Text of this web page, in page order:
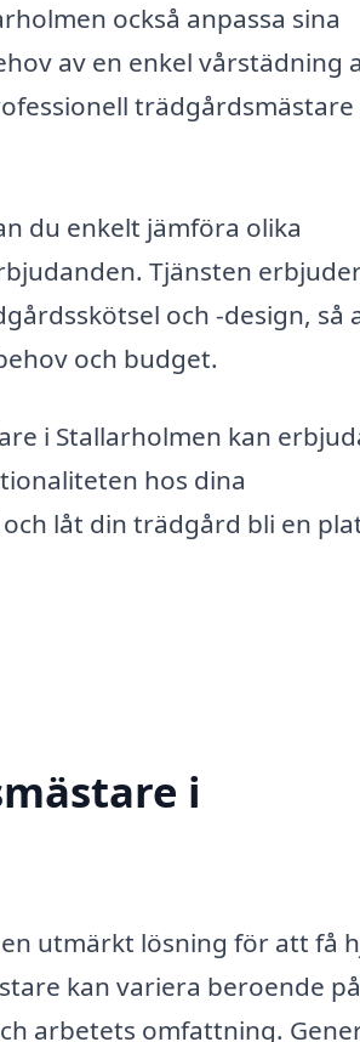
också anpassa sina
av en enkel vårstädning
trädgårdsmästare
du enkelt jämföra olika
Tjänsten
och -design, så
och budget.
i Stallarholmen kan
hos dina
låt din trädgård bli en
i
utmärkt lösning för att få
kan variera beroende
arbetets omfattning.